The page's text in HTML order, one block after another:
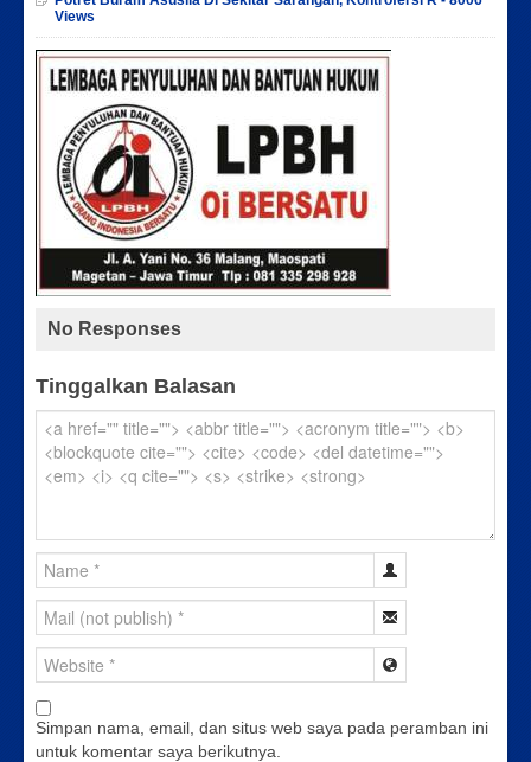
Views
No Responses
Tinggalkan Balasan
Simpan nama, email, dan situs web saya pada peramban ini
untuk komentar saya berikutnya.